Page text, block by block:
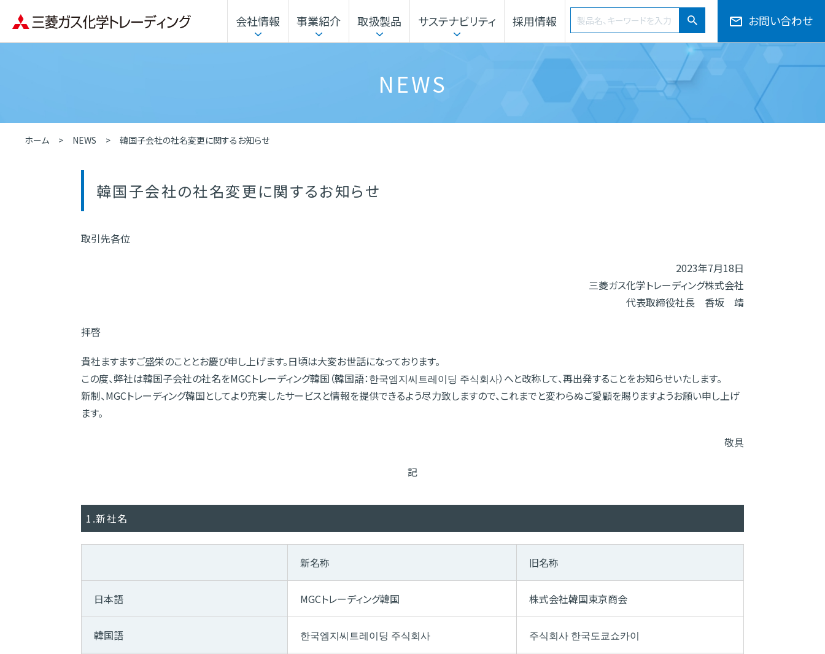
会社情報
会社概要・役員一覧・組織図
海外展開
事業紹介 取扱製品 サステナビリティ 採用情報 検索ワード
検索 お問い合わせ
NEWS
ホーム NEWS 韓国子会社の社名変更に関するお知らせ
韓国子会社の社名変更に関するお知らせ
取引先各位
2023年7月18日
三菱ガス化学トレーディング株式会社
代表取締役社長 香坂 靖
拝啓
貴社ますますご盛栄のこととお慶び申し上げます。日頃は大変お世話になっております。
この度、弊社は韓国子会社の社名をMGCトレーディング韓国（韓国語：한국엠지씨트레이딩 주식회사）へと改称して、再出発することをお知らせいたします。
新制、MGCトレーディング韓国としてより充実したサービスと情報を提供できるよう尽力致しますので、これまでと変わらぬご愛顧を賜りますようお願い申し上げ
ます。
敬具
記
1.新社名
新名称 旧名称
日本語 MGCトレーディング韓国 株式会社韓国東京商会
韓国語 한국엠지씨트레이딩 주식회사 주식회사 한국도쿄쇼카이